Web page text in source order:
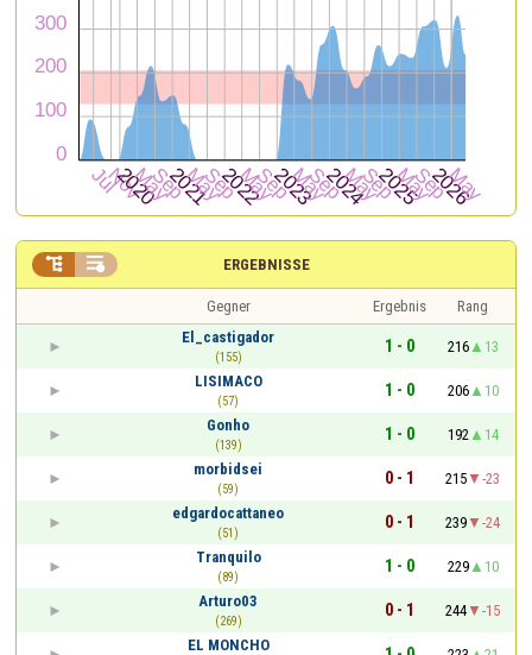
ERGEBNISSE
 
Gegner Ergebnis
Rang
El_castigador
(155)
1 - 0 216
13
LISIMACO
(57)
1 - 0 206
10
Gonho
(139)
1 - 0 192
14
morbidsei
(59)
0 - 1 215
-23
edgardocattaneo
(51)
0 - 1 239
-24
Tranquilo
(89)
1 - 0 229
10
Arturo03
(269)
0 - 1 244
-15
EL MONCHO